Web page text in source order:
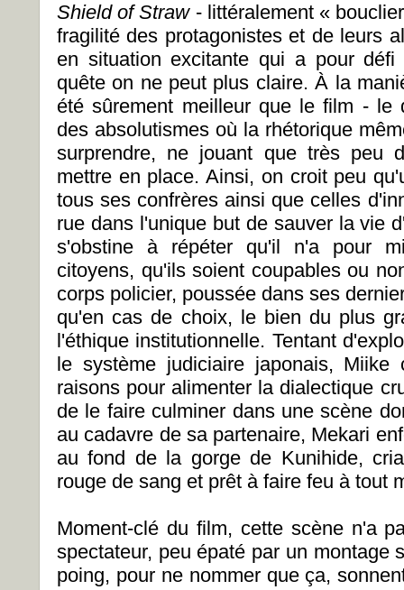
Shield of Straw - littéralement «
fragilité des protagonistes et de leurs
en situation excitante qui a pour
quête on ne peut plus claire. À la
été sûrement meilleur que le film - le
des absolutismes où la rhétorique
surprendre, ne jouant que très peu
mettre en place. Ainsi, on croit peu
tous ses confrères ainsi que celles
rue dans l'unique but de sauver la vie
s'obstine à répéter qu'il n'a pour
citoyens, qu'ils soient coupables ou
corps policier, poussée dans ses
qu'en cas de choix, le bien du plus
l'éthique institutionnelle. Tentant
le système judiciaire japonais, Miike
raisons pour alimenter la dialectique
de le faire culminer dans une scène
au cadavre de sa partenaire, Mekari
au fond de la gorge de Kunihide,
rouge de sang et prêt à faire feu à tout
Moment-clé du film, cette scène n'a
spectateur, peu épaté par un montage
poing, pour ne nommer que ça,